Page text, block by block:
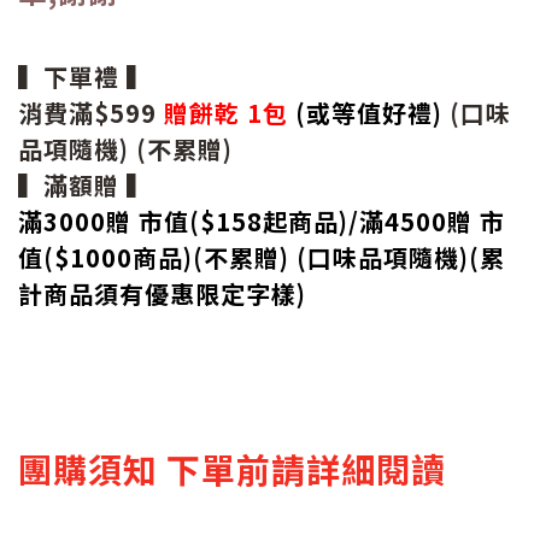
▍下單禮 ▍
消費滿$599 贈餅乾 1包 (或等值好禮) (口味
品項隨機) (不累贈)
▍滿額贈 ▍
滿3000贈 市值($158起商品)/滿4500贈 市
值($1000商品)(不累贈) (口味品項隨機)(累
計商品須有優惠限定字樣)
團購須知 下單前請詳細閱讀